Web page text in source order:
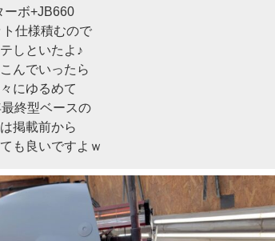
ーボ+JB660
仕様積むので
しといたよ♪
んでいったら
にゆるめて
終型ベースの
掲載前から
も良いですよｗ